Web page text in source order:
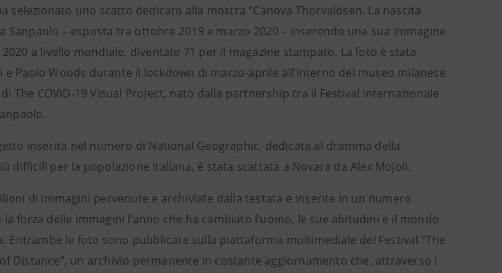
selezionato uno scatto dedicato alla mostra “Canova Thorvaldsen. La nascita
Sanpaolo – esposta tra ottobre 2019 e marzo 2020 – inserendo una sua immagine
a livello mondiale, diventate 71 per il magazine stampato. La foto è stata
e Paolo Woods durante il lockdown di marzo-aprile all’interno del museo milanese
The COVID-19 Visual Project, nato dalla partnership tra il Festival internazionale
inserita nel numero di National Geographic, dedicata al dramma della
difficili per la popolazione italiana, è stata scattata a Novara da Alex Mojoli.
di immagini pervenute e archiviate dalla testata e inserite in un numero
forza delle immagini l’anno che ha cambiato l’uomo, le sue abitudini e il mondo
Entrambe le foto sono pubblicate sulla piattaforma multimediale del Festival “The
of Distance”, un archivio permanente in costante aggiornamento che, attraverso i